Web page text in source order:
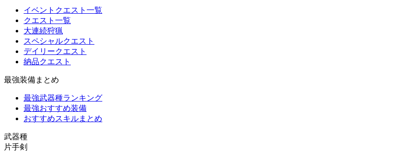
イベントクエスト一覧
クエスト一覧
大連続狩猟
スペシャルクエスト
デイリークエスト
納品クエスト
最強装備まとめ
最強武器種ランキング
最強おすすめ装備
おすすめスキルまとめ
武器種
片手剣